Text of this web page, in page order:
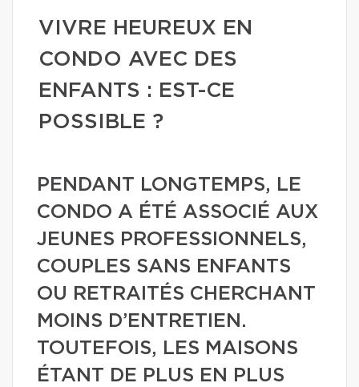
VIVRE HEUREUX EN
CONDO AVEC DES
ENFANTS : EST-CE
POSSIBLE ?
PENDANT LONGTEMPS, LE
CONDO A ÉTÉ ASSOCIÉ AUX
JEUNES PROFESSIONNELS,
COUPLES SANS ENFANTS
OU RETRAITÉS CHERCHANT
MOINS D’ENTRETIEN.
TOUTEFOIS, LES MAISONS
ÉTANT DE PLUS EN PLUS